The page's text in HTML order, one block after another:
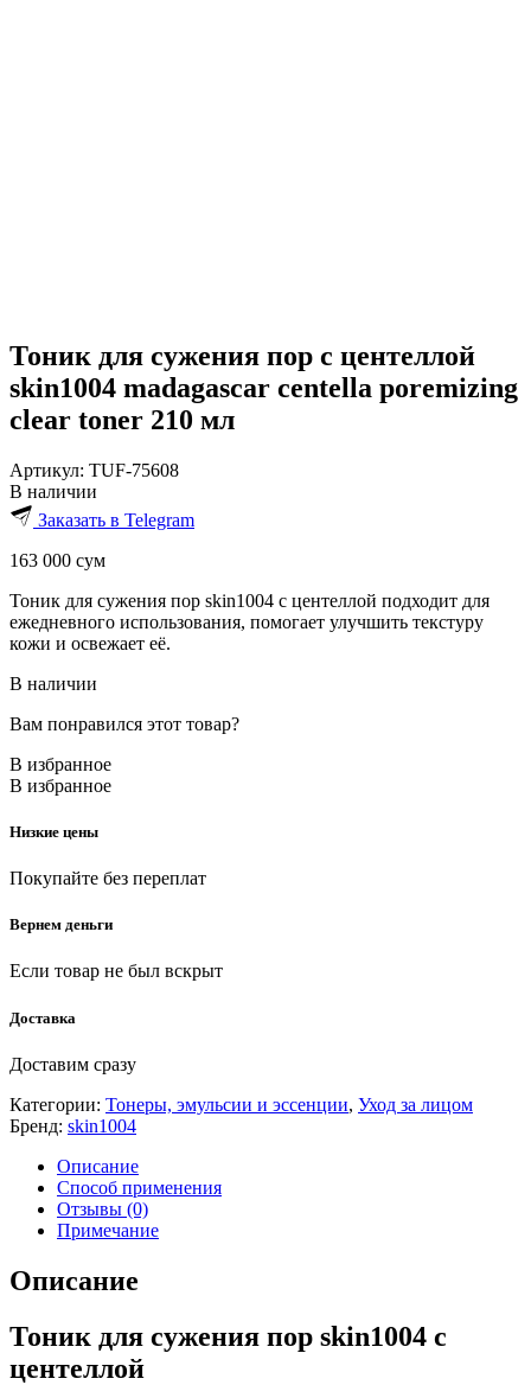
Тоник для сужения пор с центеллой
skin1004 madagascar centella poremizing
clear toner 210 мл
Артикул: TUF-75608
В наличии
Заказать в Telegram
163 000 сум
Тоник для сужения пор skin1004 с центеллой подходит для
ежедневного использования, помогает улучшить текстуру
кожи и освежает её.
В наличии
Вам понравился этот товар?
В избранное
В избранное
Низкие цены
Покупайте без переплат
Вернем деньги
Если товар не был вскрыт
Доставка
Доставим сразу
Категории: Тонеры, эмульсии и эссенции, Уход за лицом
Бренд: skin1004
Описание
Способ применения
Отзывы (0)
Примечание
Описание
Тоник для сужения пор skin1004 с
центеллой